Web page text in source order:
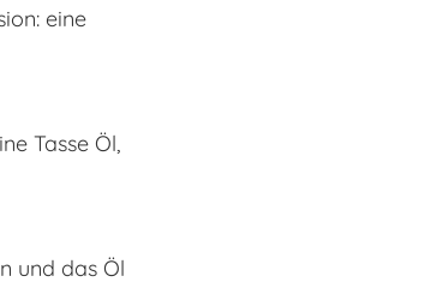
eine
Tasse Öl,
und das Öl